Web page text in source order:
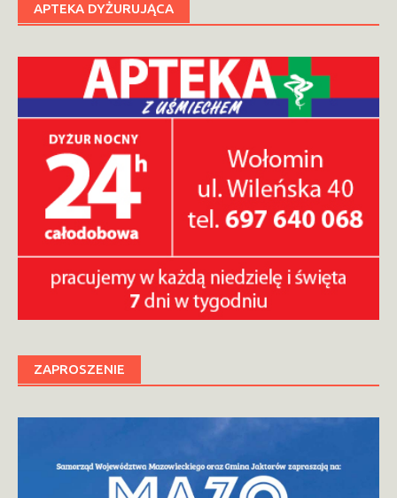
APTEKA DYŻURUJĄCA
ZAPROSZENIE